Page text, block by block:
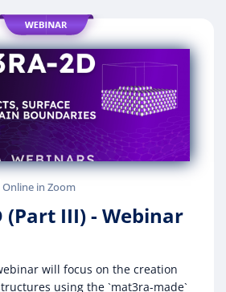
Online in Zoom
(Part III) - Webinar
will focus on the creation
using the `mat3ra-made`